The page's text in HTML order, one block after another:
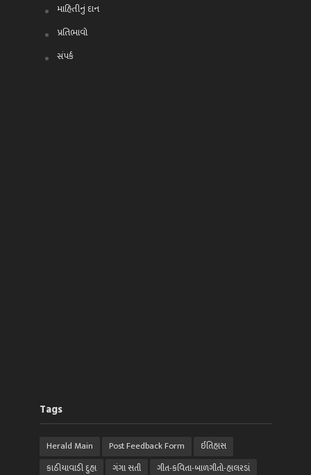
માહિતીનું દાન
પ્રતિભાવો
સંપર્ક
Tags
Herald Main Post Feedback Form
ઈતિહાસ
કાઠીયાવાડી દુહા
ગંગા સતી ગીત-કવિતા-બાળગીતો-હાલરડાં